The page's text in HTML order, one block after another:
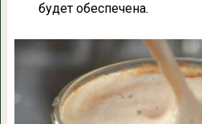
будет обеспечена.